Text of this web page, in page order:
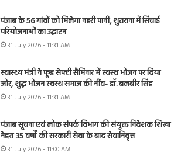
पंजाब के 56 गांवों को मिलेगा नहरी पानी, शुतराना में सिंचाई
परियोजनाओं का उद्घाटन
31 July 2026 - 11:31 AM
स्वास्थ्य मंत्री ने फूड सेफ्टी सैमिनार में स्वस्थ भोजन पर दिया
जोर, शुद्ध भोजन स्वस्थ समाज की नींव- डॉ. बलबीर सिंह
31 July 2026 - 11:31 AM
पंजाब सूचना एवं लोक संपर्क विभाग की संयुक्त निदेशक शिखा
नेहरा 35 वर्षों की सरकारी सेवा के बाद सेवानिवृत्त
31 July 2026 - 11:00 AM